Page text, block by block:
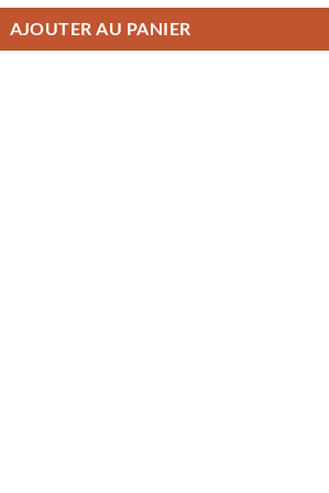
AJOUTER AU PANIER